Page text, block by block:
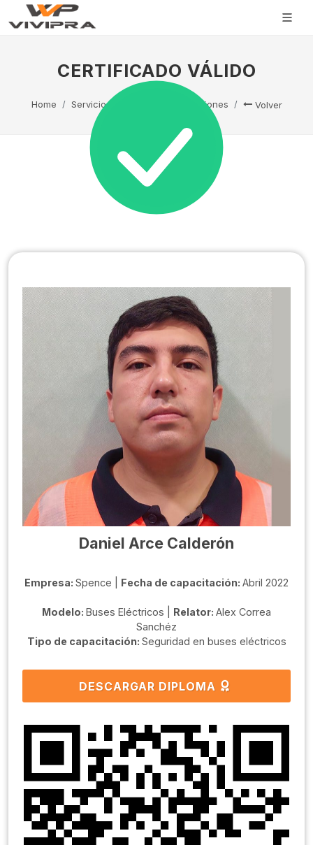
CERTIFICADO VÁLIDO
Home Servicio Técnico Capacitaciones Volver
Daniel Arce Calderón
Empresa: Spence | Fecha de capacitación: Abril 2022
Modelo: Buses Eléctricos | Relator: Alex Correa
Sanchéz
Tipo de capacitación: Seguridad en buses eléctricos
DESCARGAR DIPLOMA